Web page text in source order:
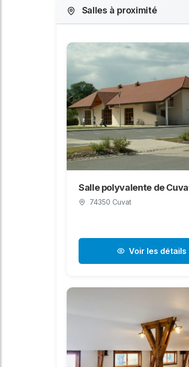
Salles à proximité
Salle polyvalente de
74350 Cuvat
Voir les détails